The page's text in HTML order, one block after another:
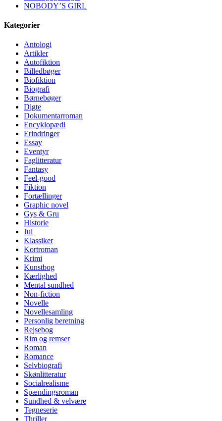
NOBODY’S GIRL
Kategorier
Antologi
Artikler
Autofiktion
Billedbøger
Biofiktion
Biografi
Børnebøger
Digte
Dokumentarroman
Encyklopædi
Erindringer
Essay
Eventyr
Faglitteratur
Fantasy
Feel-good
Fiktion
Fortællinger
Graphic novel
Gys & Gru
Historie
Jul
Klassiker
Kortroman
Krimi
Kunstbog
Kærlighed
Mental sundhed
Non-fiction
Novelle
Novellesamling
Personlig beretning
Rejsebog
Rim og remser
Roman
Romance
Selvbiografi
Skønlitteratur
Socialrealisme
Spændingsroman
Sundhed & velvære
Tegneserie
Thriller